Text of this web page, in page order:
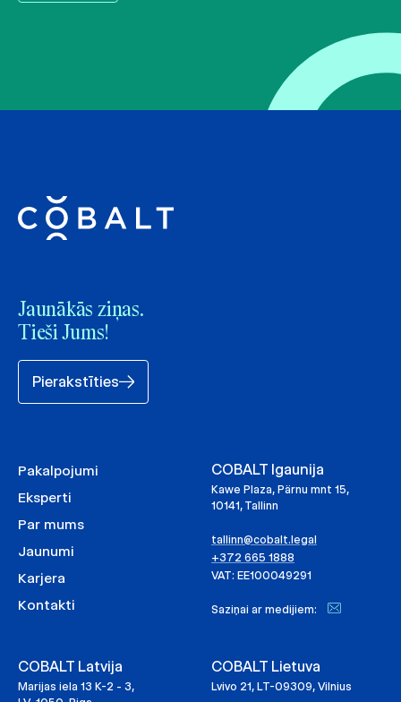
Jaunākās ziņas.
Tieši Jums!
Pierakstīties
Pakalpojumi
Eksperti
Par mums
Jaunumi
Karjera
Kontakti
COBALT Igaunija
Kawe Plaza, Pärnu mnt 15,
10141, Tallinn
tallinn@cobalt.legal
+372 665 1888
VAT: EE100049291
Saziņai ar medijiem:
COBALT Latvija
Marijas iela 13 K-2 - 3,
COBALT Lietuva
Lvivo 21, LT-09309, Vilnius